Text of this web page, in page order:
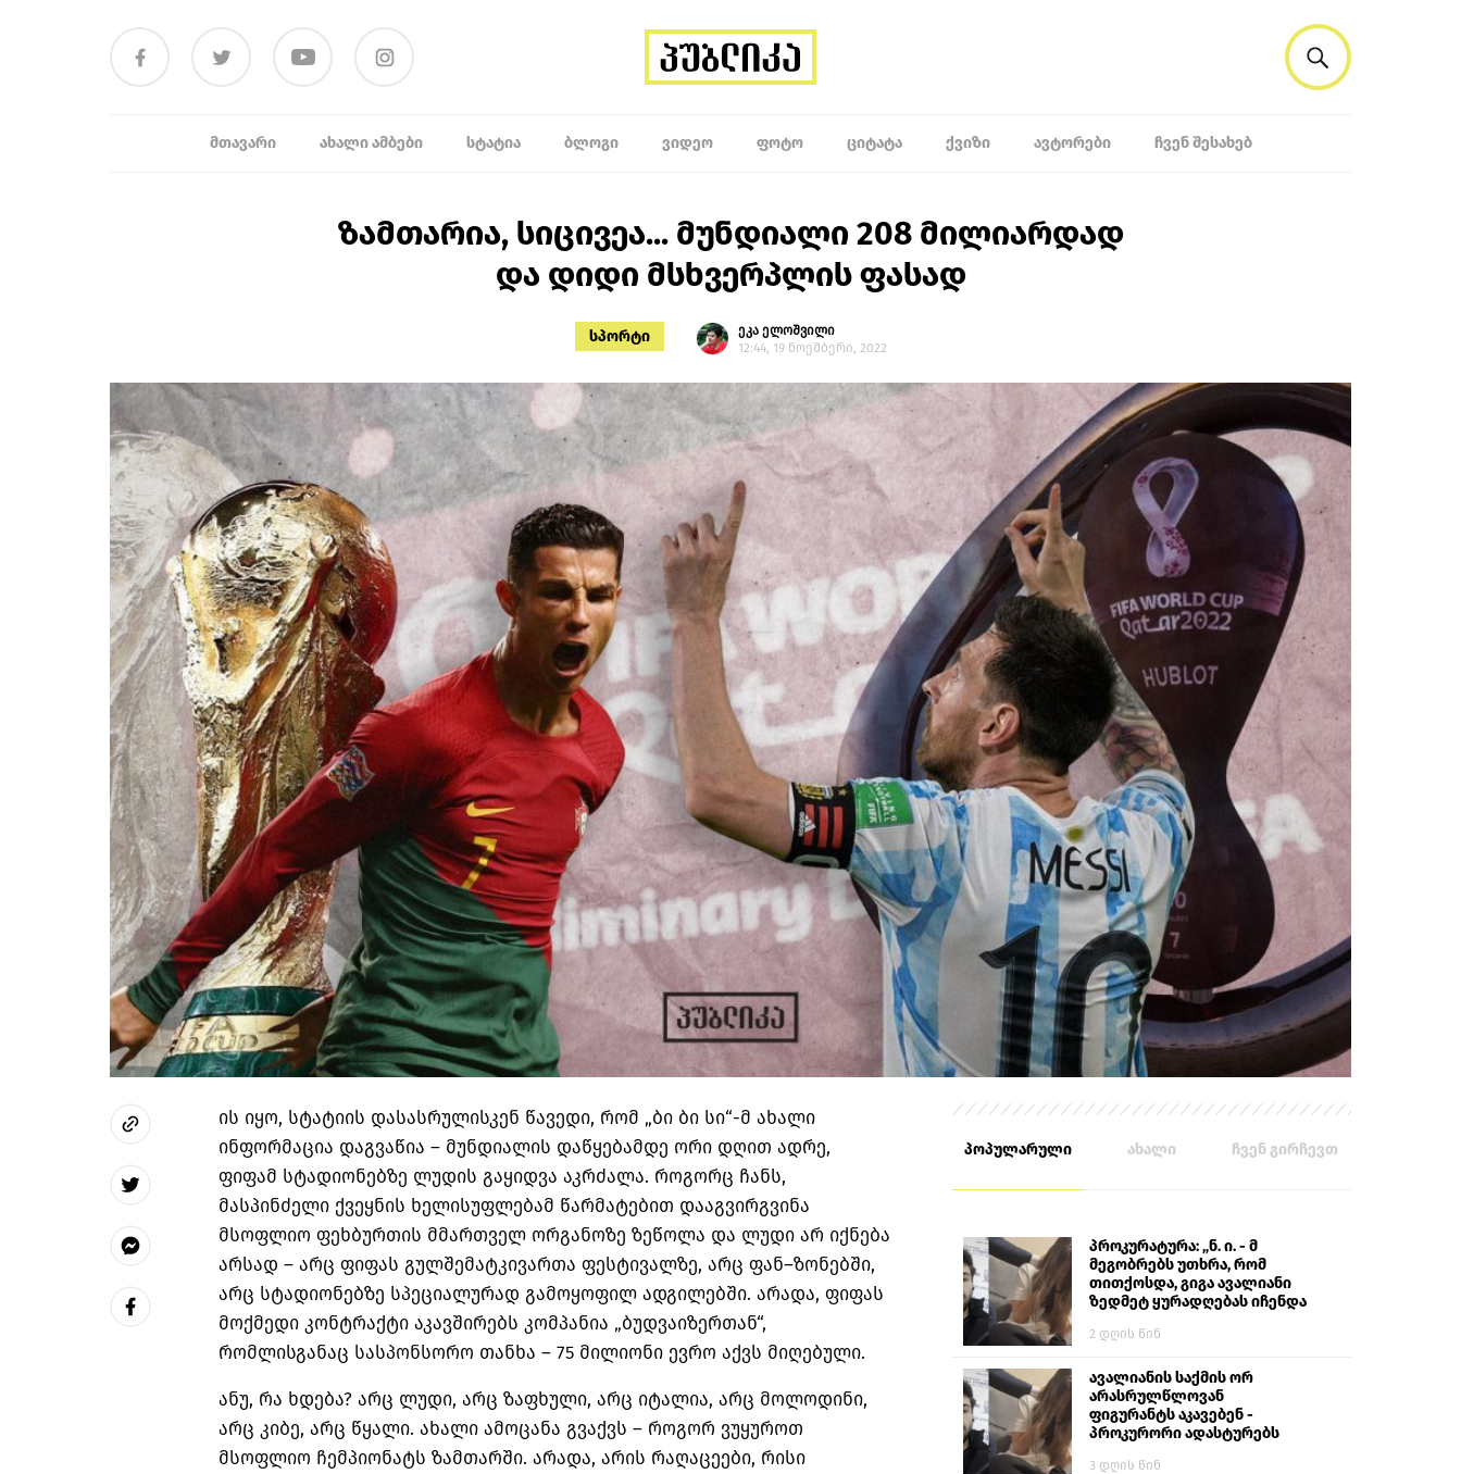
ᲛᲗᲐᲕᲐᲠᲘ ᲐᲮᲐᲚᲘ ᲐᲛᲑᲔᲑᲘ ᲡᲢᲐᲢᲘᲐ ᲑᲚᲝᲒᲘ ᲕᲘᲓᲔᲝ ᲤᲝᲢᲝ ᲪᲘᲢᲐᲢᲐ ᲥᲕᲘᲖᲘ ᲐᲕᲢᲝᲠᲔᲑᲘ ᲩᲕᲔᲜ ᲨᲔᲡᲐᲮᲔᲑ
ზამთარია, სიცივეა... მუნდიალი 208 მილიარდად
და დიდი მსხვერპლის ფასად
სპორტი
ეკა ელოშვილი
12:44, 19 ნოემბერი, 2022
ის იყო, სტატიის დასასრულისკენ წავედი, რომ „ბი ბი სი“-მ ახალი
ინფორმაცია დაგვაწია – მუნდიალის დაწყებამდე ორი დღით ადრე,
ფიფამ სტადიონებზე ლუდის გაყიდვა აკრძალა. როგორც ჩანს,
მასპინძელი ქვეყნის ხელისუფლებამ წარმატებით დააგვირგვინა
მსოფლიო ფეხბურთის მმართველ ორგანოზე ზეწოლა და ლუდი არ იქნება
არსად – არც ფიფას გულშემატკივართა ფესტივალზე, არც ფან–ზონებში,
არც სტადიონებზე სპეციალურად გამოყოფილ ადგილებში. არადა, ფიფას
მოქმედი კონტრაქტი აკავშირებს კომპანია „ბუდვაიზერთან“,
რომლისგანაც სასპონსორო თანხა – 75 მილიონი ევრო აქვს მიღებული.
ანუ, რა ხდება? არც ლუდი, არც ზაფხული, არც იტალია, არც მოლოდინი,
არც კიბე, არც წყალი. ახალი ამოცანა გვაქვს – როგორ ვუყუროთ
მსოფლიო ჩემპიონატს ზამთარში. არადა, არის რაღაცეები, რისი
პოპულარული ახალი ჩვენ გირჩევთ
პროკურატურა: „ნ. ი. - მ
მეგობრებს უთხრა, რომ
თითქოსდა, გიგა ავალიანი
ზედმეტ ყურადღებას იჩენდა
ალექსანდრე გაბაშვილი
გიგა ავალიანს“
2 დღის წინ
ავალიანის საქმის ორ
არასრულწლოვან
ფიგურანტს აკავებენ -
პროკურორი ადასტურებს
3 დღის წინ